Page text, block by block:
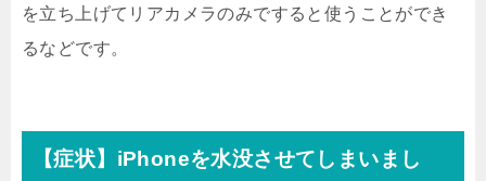
を立ち上げてリアカメラのみですると使うことができ
るなどです。
【症状】iPhoneを水没させてしまいまし